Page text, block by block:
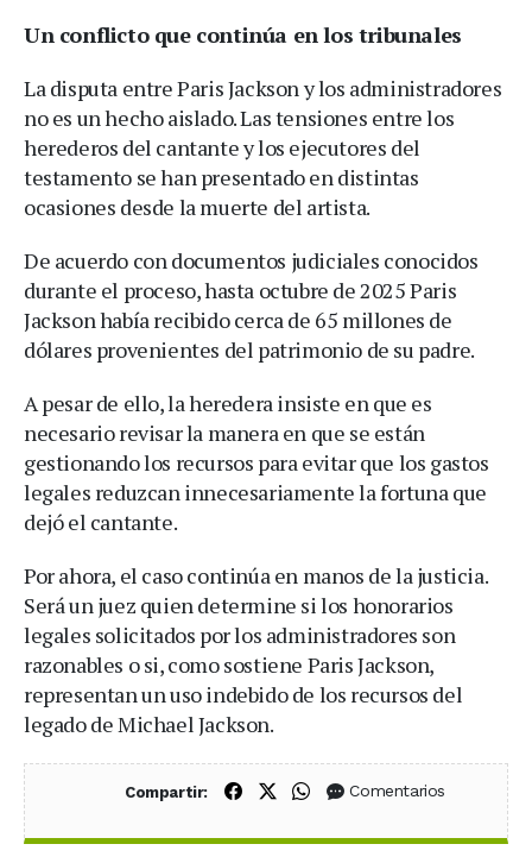
Un conflicto que continúa en los tribunales
La disputa entre Paris Jackson y los administradores
no es un hecho aislado. Las tensiones entre los
herederos del cantante y los ejecutores del
testamento se han presentado en distintas
ocasiones desde la muerte del artista.
De acuerdo con documentos judiciales conocidos
durante el proceso, hasta octubre de 2025 Paris
Jackson había recibido cerca de 65 millones de
dólares provenientes del patrimonio de su padre.
A pesar de ello, la heredera insiste en que es
necesario revisar la manera en que se están
gestionando los recursos para evitar que los gastos
legales reduzcan innecesariamente la fortuna que
dejó el cantante.
Por ahora, el caso continúa en manos de la justicia.
Será un juez quien determine si los honorarios
legales solicitados por los administradores son
razonables o si, como sostiene Paris Jackson,
representan un uso indebido de los recursos del
legado de Michael Jackson.
Compartir: Compartir en Facebook
Compartir en X (Twitter)
Compartir en WhatsApp
Comentarios